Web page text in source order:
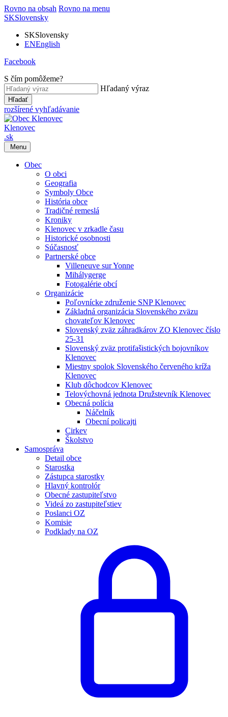
Rovno na obsah Rovno na menu
SKSlovensky
SKSlovensky
ENEnglish
Facebook
S čím pomôžeme?
Hľadaný výraz
Hľadať
rozšírené vyhľadávanie
Klenovec
.sk
Menu
Obec
O obci
Geografia
Symboly Obce
História obce
Tradičné remeslá
Kroniky
Klenovec v zrkadle času
Historické osobnosti
Súčasnosť
Partnerské obce
Villeneuve sur Yonne
Mihálygerge
Fotogalérie obcí
Organizácie
Poľovnícke združenie SNP Klenovec
Základná organizácia Slovenského zväzu
chovateľov Klenovec
Slovenský zväz záhradkárov ZO Klenovec číslo
25-31
Slovenský zväz protifašistických bojovníkov
Klenovec
Miestny spolok Slovenského červeného kríža
Klenovec
Klub dôchodcov Klenovec
Telovýchovná jednota Družstevník Klenovec
Obecná polícia
Náčelník
Obecní policajti
Cirkev
Školstvo
Samospráva
Detail obce
Starostka
Zástupca starostky
Hlavný kontrolór
Obecné zastupiteľstvo
Videá zo zastupiteľstiev
Poslanci OZ
Komisie
Podklady na OZ